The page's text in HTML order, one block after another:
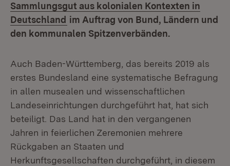
Sammlungsgut aus kolonialen Kontexten in
Deutschland (Öffnet in neuem Fenster)
im Auftrag von Bund, Ländern und
den kommunalen Spitzenverbänden.
Auch Baden-Württemberg, das bereits 2019 als
erstes Bundesland eine systematische Befragung
in allen musealen und wissenschaftlichen
Landeseinrichtungen durchgeführt hat, hat sich
beteiligt. Das Land hat in den vergangenen
Jahren in feierlichen Zeremonien mehrere
Rückgaben an Staaten und
Herkunftsgesellschaften durchgeführt, in diesem